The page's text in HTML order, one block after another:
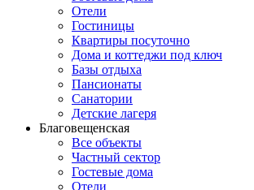
Отели
Гостиницы
Квартиры посуточно
Дома и коттеджи под ключ
Базы отдыха
Пансионаты
Санатории
Детские лагеря
Благовещенская
Все объекты
Частный сектор
Гостевые дома
Отели